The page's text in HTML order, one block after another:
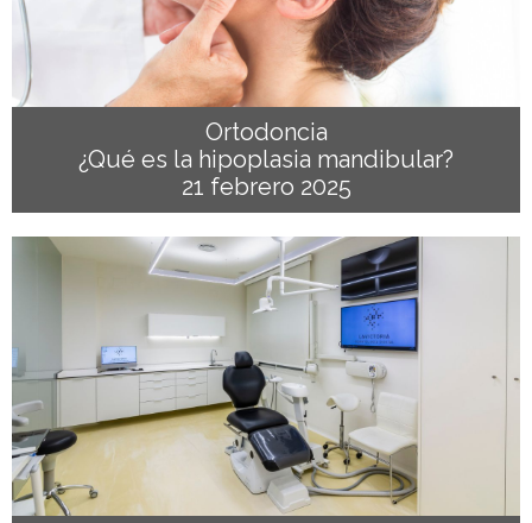
Ortodoncia
¿Qué es la hipoplasia mandibular?
21 febrero 2025